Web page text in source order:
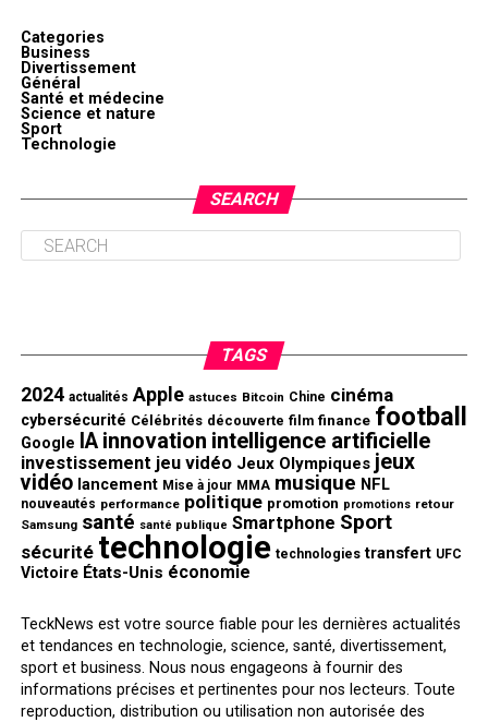
Categories
Business
Divertissement
Général
Santé et médecine
Science et nature
Sport
Technologie
SEARCH
TAGS
2024 actualités Apple astuces Bitcoin Chine cinéma
cybersécurité Célébrités découverte film finance football
Google IA innovation intelligence artificielle
investissement jeu vidéo Jeux Olympiques jeux
vidéo lancement Mise à jour MMA musique NFL
nouveautés performance politique promotion promotions retour
Samsung santé santé publique Smartphone Sport
sécurité technologie technologies transfert UFC
Victoire États-Unis économie
TeckNews est votre source fiable pour les dernières actualités
et tendances en technologie, science, santé, divertissement,
sport et business. Nous nous engageons à fournir des
informations précises et pertinentes pour nos lecteurs. Toute
reproduction, distribution ou utilisation non autorisée des